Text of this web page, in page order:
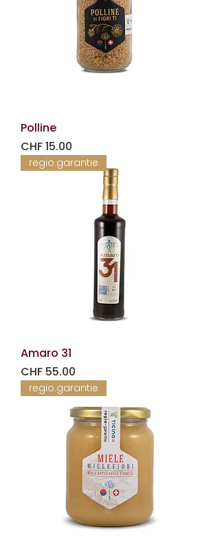
Polline
Prezzo
CHF 15.00
regio.garantie
Amaro 31
Prezzo
CHF 55.00
regio.garantie